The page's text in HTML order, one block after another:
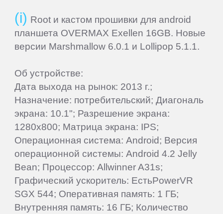
Root и кастом прошивки для android
планшета OVERMAX Exellen 16GB. Новые
версии Marshmallow 6.0.1 и Lollipop 5.1.1.
Об устройстве:
Дата выхода на рынок: 2013 г.;
Назначение: потребительский; Диагональ
экрана: 10.1"; Разрешение экрана:
1280x800; Матрица экрана: IPS;
Операционная система: Android; Версия
операционной системы: Android 4.2 Jelly
Bean; Процессор: Allwinner A31s;
Графический ускоритель: ЕстьPowerVR
SGX 544; Оперативная память: 1 ГБ;
Внутренняя память: 16 ГБ; Количество
Dell
DEXP
Digma
Exeq
EXPERTS
Explay